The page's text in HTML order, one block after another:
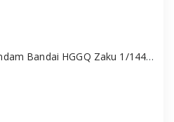
Mô hình Gundam Bandai HGGQ Zaku 1/144 – MSG GQuuuuuuX [GDB] [BHG]